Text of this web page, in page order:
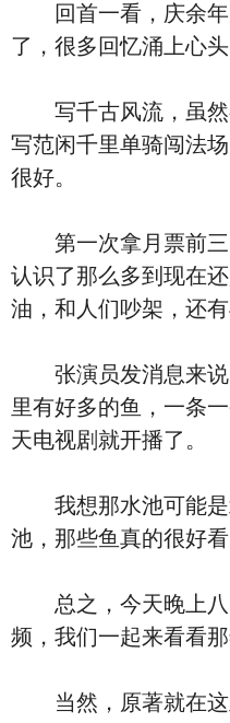
回首一看，庆余年
了，很多回忆涌上心头
写千古风流，虽然
写范闲千里单骑闯法
很好。
第一次拿月票前三
认识了那么多到现在
油，和人们吵架，还有
张演员发消息来说
里有好多的鱼，一条
天电视剧就开播了。
我想那水池可能是
池，那些鱼真的很好看
总之，今天晚上八
频，我们一起来看看那
当然，原著就在这